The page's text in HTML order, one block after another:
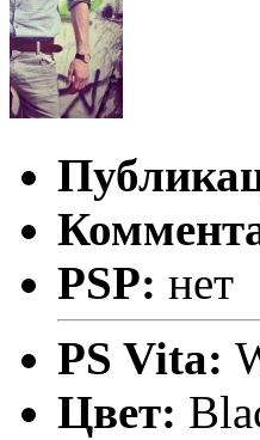
PSP: нет
PS Vita:
Цвет: